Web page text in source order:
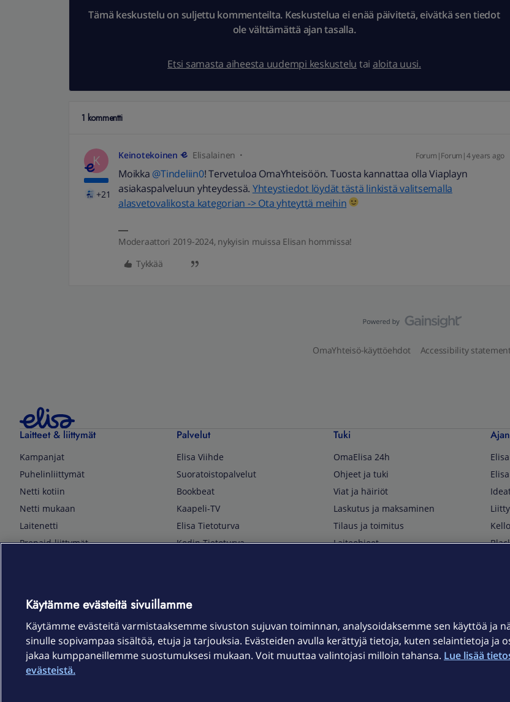
Tämä keskustelu on suljettu kommenteilta. Keskustelua ei enää päivitetä, eivätkä sen tiedot
ole välttämättä ajan tasalla.
Etsi samasta aiheesta uudempi keskustelu tai aloita uusi.
1 kommentti
K
+21
Keinotekoinen Elisalainen Forum|Forum|4 years ago
Moikka @Tindeliin0! Tervetuloa OmaYhteisöön. Tuosta kannattaa olla Viaplayn
asiakaspalveluun yhteydessä. Yhteystiedot löydät tästä linkistä valitsemalla
alasvetovalikosta kategorian -> Ota yhteyttä meihin
Moderaattori 2019-2024, nykyisin muissa Elisan hommissa!
Tykkää
OmaYhteisö-käyttöehdot Accessibility
Laitteet & liittymät
Kampanjat
Puhelinliittymät
Netti kotiin
Netti mukaan
Laitenetti
Prepaid-liittymät
TV & audio
Kodinkoneet
Kamerat ja dronet
Kellot ja rannekkeet
Palvelut
Elisa Viihde
Suoratoistopalvelut
Bookbeat
Kaapeli-TV
Elisa Tietoturva
Kodin Tietoturva
Elisa Kotiverkko
Elisa Pilvilinna
Elisa Laiteturva
Elisa Rinnakkaisliittymät
Tuki
OmaElisa 24h
Ohjeet ja tuki
Viat ja häiriöt
Laskutus ja maksaminen
Tilaus ja toimitus
Laiteohjeet
Kuuluvuuskartta
Asiakastiedotteet
OmaElisa-sovellus
Käytämme evästeitä sivuillamme
Käytämme evästeitä varmistaaksemme sivuston sujuvan toiminnan, analysoidaksemme sen käyttöä ja
sinulle sopivampaa sisältöä, etuja ja tarjouksia. Evästeiden avulla kerättyjä tietoja, kuten selaintietoja ja
jakaa kumppaneillemme suostumuksesi mukaan. Voit muuttaa valintojasi milloin tahansa. Lue lisää
evästeistä.